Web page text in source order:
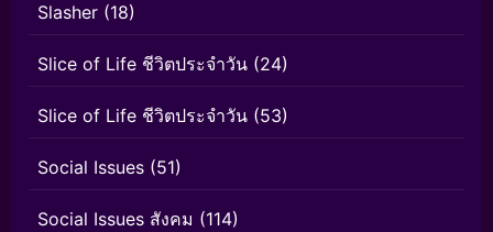
Slasher (18)
Slice of Life ชีวิตประจำวัน (24)
Slice of Life ชีวิตประจำวัน (53)
Social Issues (51)
Social Issues สังคม (114)